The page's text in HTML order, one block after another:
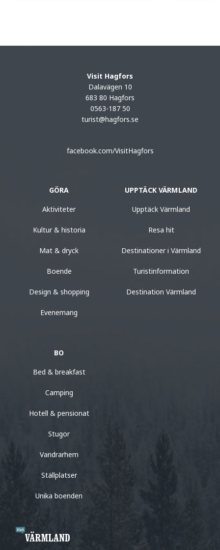
Visit Hagfors
Dalavägen 10
683 80 Hagfors
0563-187 50
turist@hagfors.se
facebook.com/VisitHagfors
GÖRA
Aktiviteter
Kultur & historia
Mat & dryck
Boende
Design & shopping
Evenemang
UPPTÄCK VÄRMLAND
Upptäck Värmland
Resa hit
Destinationer i Värmland
Turistinformation
Destination Värmland
BO
Bed & breakfast
Camping
Hotell & pensionat
Stugor
Vandrarhem
Ställplatser
Unika boenden